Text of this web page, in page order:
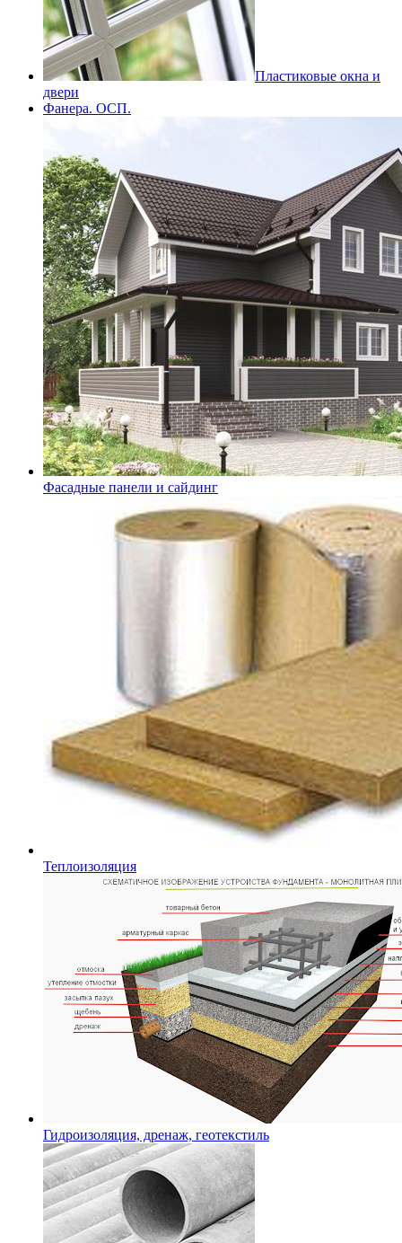
Пластиковые окна и
двери
Фанера. ОСП.
Фасадные панели и сайдинг
Теплоизоляция
Гидроизоляция, дренаж, геотекстиль